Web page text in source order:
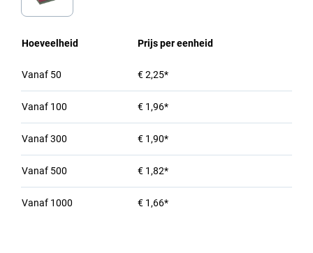
Hoeveelheid Prijs per eenheid
Vanaf 50 € 2,25*
Vanaf 100 € 1,96*
Vanaf300 € 1,90*
Vanaf 500 € 1,82*
Vanaf 1000 € 1,66*